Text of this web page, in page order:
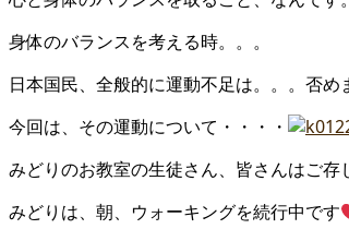
身体のバランスを考える時。。。
日本国民、全般的に運動不足は。。。否め
今回は、その運動について・・・・
みどりのお教室の生徒さん、皆さんはご
みどりは、朝、ウォーキングを続行中です